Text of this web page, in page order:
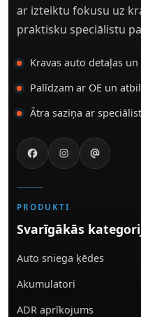
ar izteiktu fokusu uz
praktisku speciālistu
Kravas auto detaļas
Palīdzam ar OE un
Ātra saziņa ar
PRODUKTI
Svarīgākās
Auto sniega ķēdes
Akumulatori
ADR aprīkojums